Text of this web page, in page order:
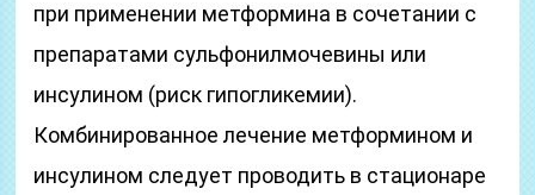
при применении метформина в сочетании с
препаратами сульфонилмочевины или
инсулином (риск гипогликемии).
Комбинированное лечение метформином и
инсулином следует проводить в стационаре